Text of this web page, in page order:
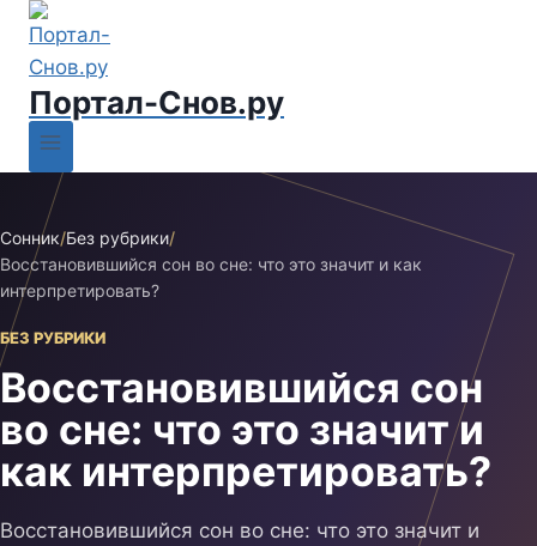
Портал-Снов.ру
Сонник/Без рубрики/
Восстановившийся сон во сне: что это значит и как
интерпретировать?
БЕЗ РУБРИКИ
Восстановившийся сон
во сне: что это значит и
как интерпретировать?
Восстановившийся сон во сне: что это значит и